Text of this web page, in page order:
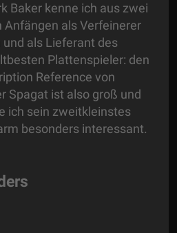
Baker kenne ich aus zwei
Anfängen als Verfeinerer
als Lieferant des
Plattenspieler: den
Reference von
Spagat ist also groß und
ich sein zweitkleinstes
besonders interessant.